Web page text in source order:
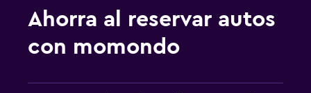
Ahorra al reservar autos
con momondo